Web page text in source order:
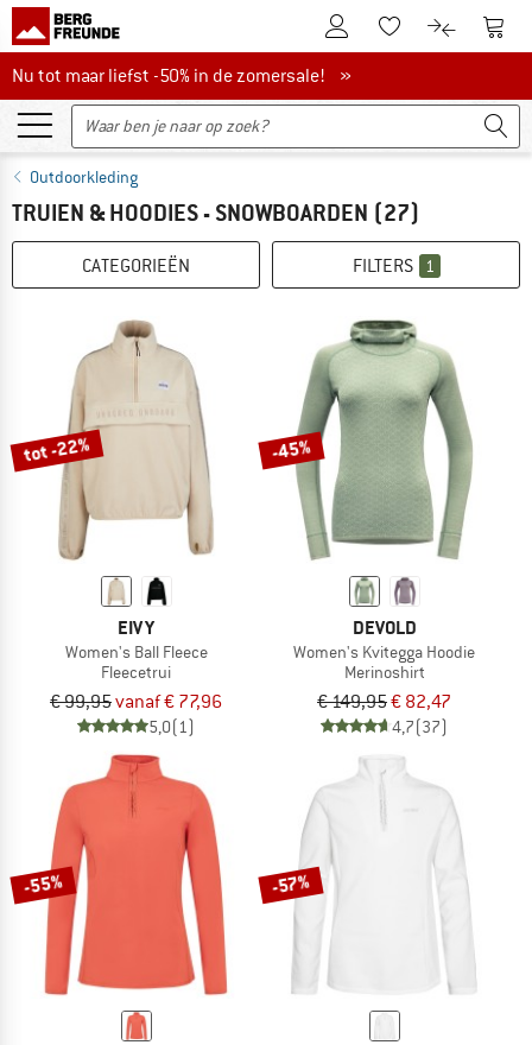
De klantenaccount
Naar deNaar de
Nu tot maar liefst -50% in de zomersale!
Nu tot maar liefst -50% in de zomersale! »
Outdoorkleding
TRUIEN & HOODIES - SNOWBOARDEN (27)
CATEGORIEËN FILTERS 1
tot -22%
EIVY
Women's Ball Fleece
Fleecetrui
€ 99,95vanaf € 77,96
5,0(1)
-45%
DEVOLD
Women's Kvitegga Hoodie
Merinoshirt
€ 149,95€ 82,47
4,7(37)
-55% -57%